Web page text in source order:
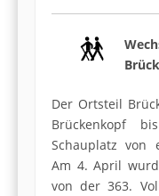
Der Ortsteil
Brückenkopf
Schauplatz von
Am 4. April
von der 363.